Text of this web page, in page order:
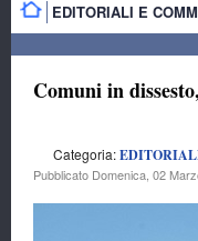
EDITORIALI E
Comuni in
Categoria:
Pubblicato Domenica, 02